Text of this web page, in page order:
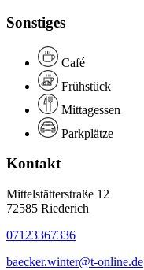
Sonstiges
Café
Frühstück
Mittagessen
Parkplätze
Kontakt
Mittelstätterstraße 12
72585 Riederich
07123367336
baecker.winter@t-online.de